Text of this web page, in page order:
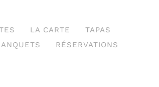
LA CARTE
TAPAS
RÉSERVATIONS